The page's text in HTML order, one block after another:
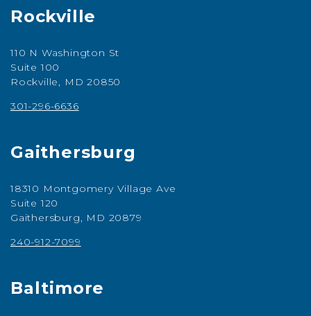
Rockville
110 N Washington St
Suite 100
Rockville, MD 20850
301-296-6636
Gaithersburg
18310 Montgomery Village Ave
Suite 120
Gaithersburg, MD 20879
240-912-7099
Baltimore